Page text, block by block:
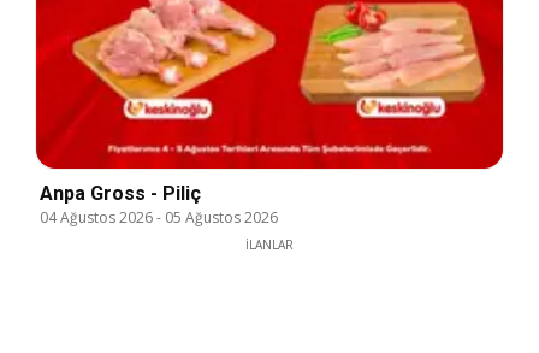
Anpa Gross - Piliç
04 Ağustos 2026- 05 Ağustos 2026
İLANLAR